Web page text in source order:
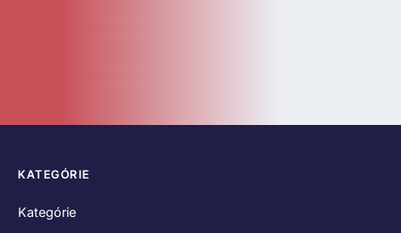
Kontakt